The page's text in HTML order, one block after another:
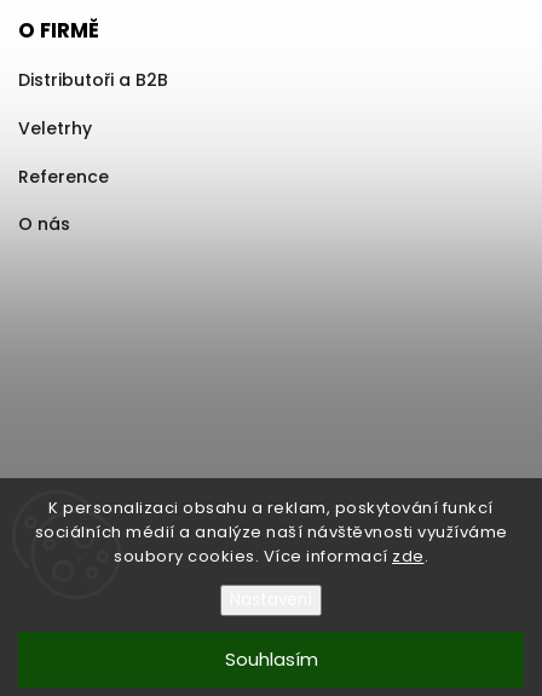
K personalizaci obsahu a reklam, poskytování funkcí
sociálních médií a analýze naší návštěvnosti využíváme
soubory cookies. Více informací zde.
Souhlasím
O FIRMĚ
Distributoři a B2B
Veletrhy
Reference
O nás